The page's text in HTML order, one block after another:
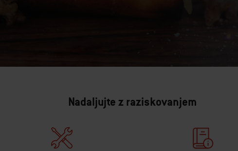
Nadaljujte z raziskovanjem